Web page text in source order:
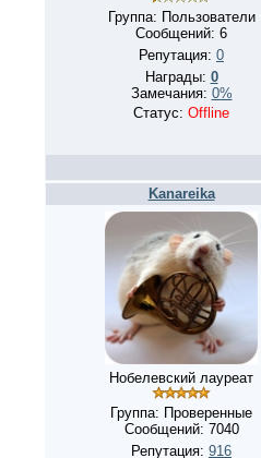
Группа: Пользователи
Сообщений: 6
Репутация: 0
Награды: 0
Замечания: 0%
Статус: Offline
Kanareika
Нобелевский лауреат
Группа: Проверенные
Сообщений: 7040
Репутация: 916